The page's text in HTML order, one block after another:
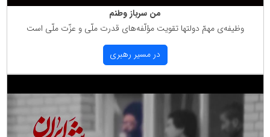
من سرباز وطنم
وظیفه‌ی مهمّ دولتها تقویت مؤلّفه‌های قدرت ملّی و عزّت ملّی است
در مسیر رهبری